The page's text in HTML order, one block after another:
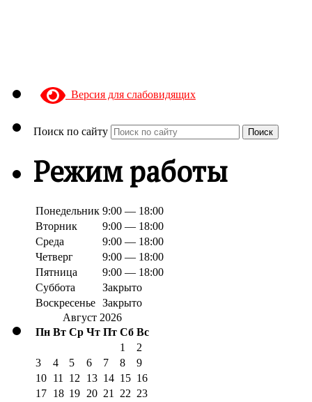
Версия для слабовидящих
Поиск по сайту Поиск
Режим работы
Понедельник 9:00 — 18:00
Вторник
9:00 — 18:00
Среда
9:00 — 18:00
Четверг
9:00 — 18:00
Пятница
9:00 — 18:00
Суббота
Закрыто
Воскресенье Закрыто
Август 2026
Пн Вт Ср Чт Пт Сб Вс
1
2
3
4 5 6 7 8
9
10 11 12 13 14 15 16
17 18 19 20 21 22 23